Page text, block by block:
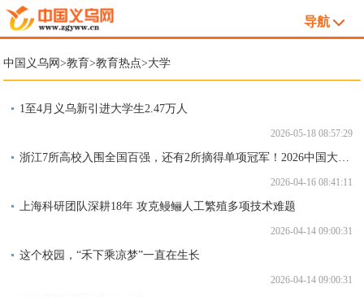
导航
中国义乌网>教育>教育热点>大学
1至4月义乌新引进大学生2.47万人
2026-05-18 08:57:29
浙江7所高校入围全国百强，还有2所摘得单项冠军！2026中国大学排名发布
2026-04-16 08:41:11
上海科研团队深耕18年 攻克鳗鲡人工繁殖多项技术难题
2026-04-14 09:00:31
这个校园，“禾下乘凉梦”一直在生长
2026-04-14 09:00:31